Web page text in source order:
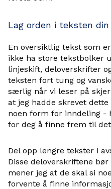
Lag orden i teksten din
En oversiktlig tekst som
ikke ha store tekstbolker
linjeskift, deloverskrifter
teksten fort tung og
særlig når vi leser på
at jeg hadde skrevet
noen form for inndeling -
for deg å finne frem til
Del opp lengre tekster i
Disse deloverskriftene
mener jeg at de skal si
forvente å finne